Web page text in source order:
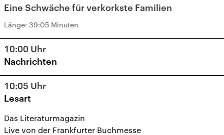
Eine Schwäche für verkorkste Familien
Länge: 39:05 Minuten
10:00 Uhr
Nachrichten
10:05 Uhr
Lesart
Das Literaturmagazin
Live von der Frankfurter Buchmesse